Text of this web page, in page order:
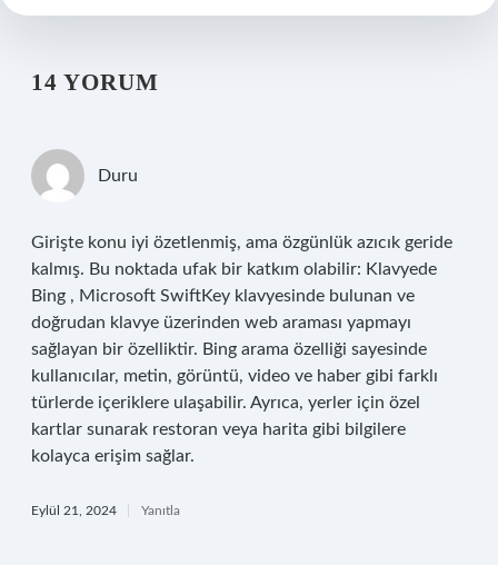
14 YORUM
Duru
Girişte konu iyi özetlenmiş, ama özgünlük azıcık geride
kalmış. Bu noktada ufak bir katkım olabilir: Klavyede
Bing , Microsoft SwiftKey klavyesinde bulunan ve
doğrudan klavye üzerinden web araması yapmayı
sağlayan bir özelliktir. Bing arama özelliği sayesinde
kullanıcılar, metin, görüntü, video ve haber gibi farklı
türlerde içeriklere ulaşabilir. Ayrıca, yerler için özel
kartlar sunarak restoran veya harita gibi bilgilere
kolayca erişim sağlar.
Eylül 21, 2024 Yanıtla